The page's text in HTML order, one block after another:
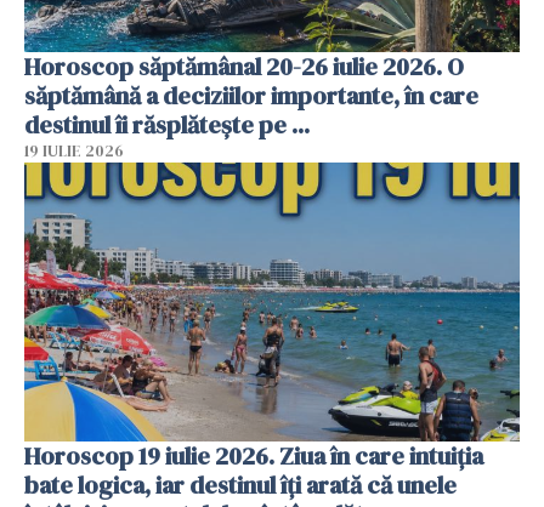
Horoscop săptămânal 20-26 iulie 2026. O
săptămână a deciziilor importante, în care
destinul îi răsplătește pe ...
19 IULIE 2026
Horoscop 19 iulie 2026. Ziua în care intuiția
bate logica, iar destinul îți arată că unele